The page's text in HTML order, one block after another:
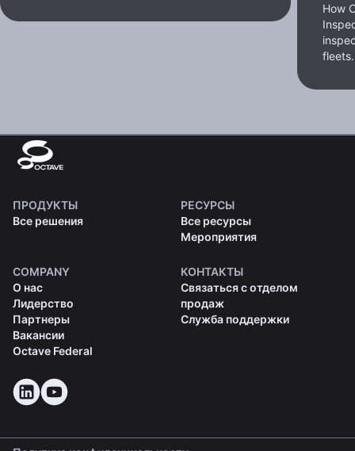
How
fleets.
ПРОДУКТЫ
Все решения
РЕСУРСЫ
Все ресурсы
Мероприятия
COMPANY
О нас
Лидерство
Партнеры
Вакансии
Octave Federal
КОНТАКТЫ
Связаться с отделом
продаж
Служба поддержки